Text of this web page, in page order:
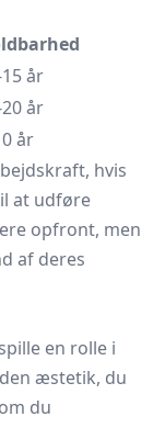
år
år
år
hvis
at udføre
opfront, men
af deres
en rolle i
æstetik, du
du